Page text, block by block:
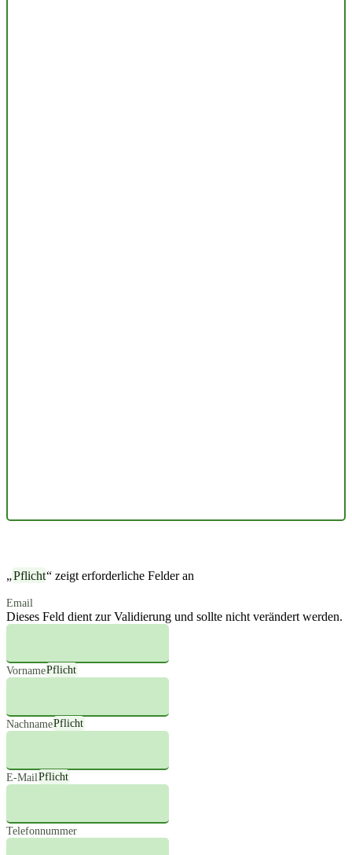
„Pflicht“ zeigt erforderliche Felder an
Email
Dieses Feld dient zur Validierung und sollte nicht verändert werden.
VornamePflicht
NachnamePflicht
E-MailPflicht
Telefonnummer